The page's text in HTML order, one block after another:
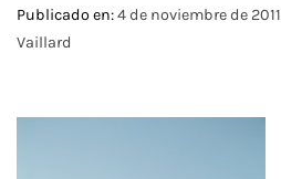
Publicado en:4 de noviembre de 2011
Vaillard